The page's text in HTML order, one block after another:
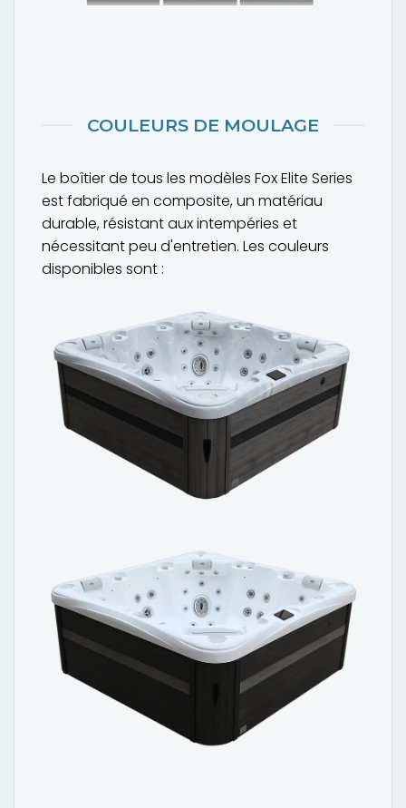
COULEURS DE MOULAGE
Le boîtier de tous les modèles Fox Elite Series
est fabriqué en composite, un matériau
durable, résistant aux intempéries et
nécessitant peu d'entretien. Les couleurs
disponibles sont :